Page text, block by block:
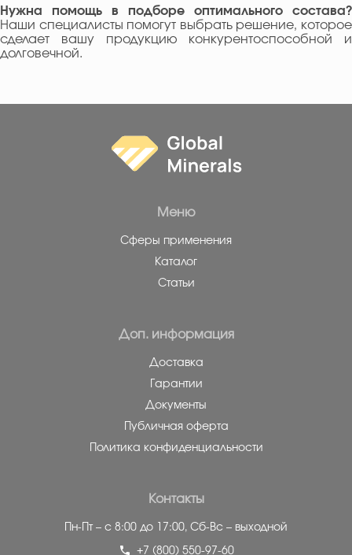
Нужна помощь в подборе оптимального состава?
Наши специалисты помогут выбрать решение, которое
сделает вашу продукцию конкурентоспособной и
долговечной.
Меню
Сферы применения
Каталог
Статьи
Доп. информация
Доставка
Гарантии
Документы
Публичная оферта
Политика конфиденциальности
Контакты
Пн-Пт – с 8:00 до 17:00, Сб-Вс – выходной
+7 (800) 550-97-60